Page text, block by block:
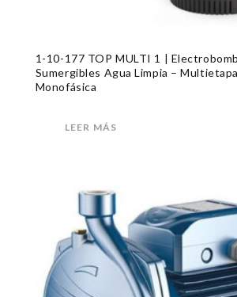
1-10-177 TOP MULTI 1 |
Sumergibles Agua Limpia –
Monofásica
LEER MÁS